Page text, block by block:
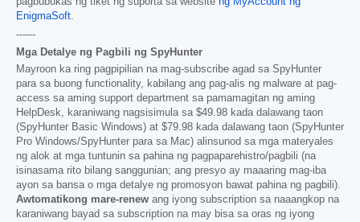
EnigmaSoft.
------
Mga Detalye ng Pagbili ng SpyHunter
Mayroon ka ring pagpipilian na mag-subscribe agad sa SpyHunter
para sa buong functionality, kabilang ang pag-alis ng malware at pag-
access sa aming support department sa pamamagitan ng aming
HelpDesk, karaniwang nagsisimula sa $49.98 kada dalawang taon
(SpyHunter Basic Windows) at $79.98 kada dalawang taon (SpyHunter
Pro Windows/SpyHunter para sa Mac) alinsunod sa mga materyales
ng alok at mga tuntunin sa pahina ng pagpaparehistro/pagbili (na
isinasama rito bilang sanggunian; ang presyo ay maaaring mag-iba
ayon sa bansa o mga detalye ng promosyon bawat pahina ng pagbili).
Awtomatikong mare-renew ang iyong subscription sa naaangkop na
karaniwang bayad sa subscription na may bisa sa oras ng iyong